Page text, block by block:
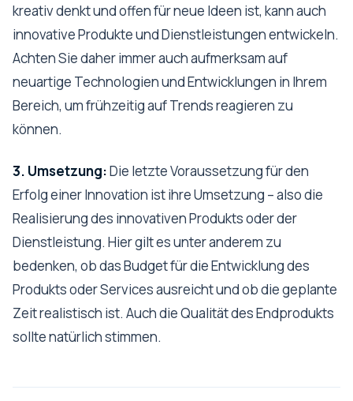
kreativ denkt und offen für neue Ideen ist, kann auch
innovative Produkte und Dienstleistungen entwickeln.
Achten Sie daher immer auch aufmerksam auf
neuartige Technologien und Entwicklungen in Ihrem
Bereich, um frühzeitig auf Trends reagieren zu
können.
3. Umsetzung:Die letzte Voraussetzung für den
Erfolg einer Innovation ist ihre Umsetzung – also die
Realisierung des innovativen Produkts oder der
Dienstleistung. Hier gilt es unter anderem zu
bedenken, ob das Budget für die Entwicklung des
Produkts oder Services ausreicht und ob die geplante
Zeit realistisch ist. Auch die Qualität des Endprodukts
sollte natürlich stimmen.